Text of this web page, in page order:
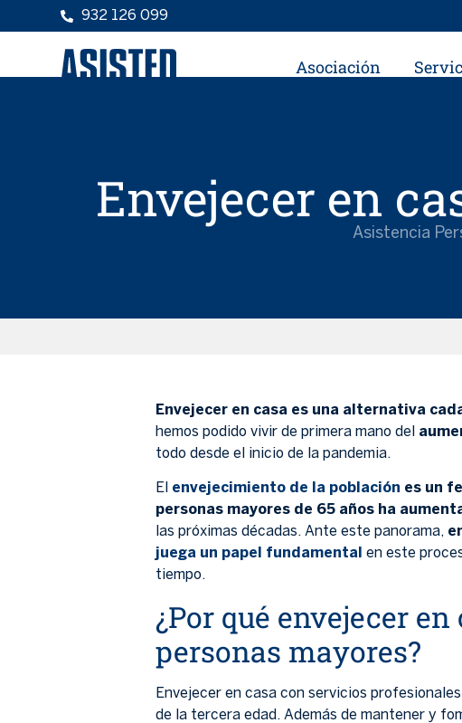
932 126 099
Asociación
Envejecer en
Asistencia
Envejecer en casa es una alternativa
hemos podido vivir de primera mano del
todo desde el inicio de la pandemia.
El envejecimiento de la población es un
personas mayores de 65 años ha
las próximas décadas. Ante este panorama,
juega un papel fundamental en este
tiempo.
¿Por qué envejecer
personas mayores?
Envejecer en casa con servicios profesionales
de la tercera edad. Además de mantener y